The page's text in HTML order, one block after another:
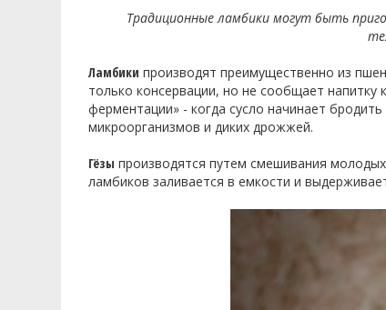
Традиционные ламбики могут быть
Ламбики производят преимущественно из
только консервации, но не сообщает
ферментации» - когда сусло начинает
микроорганизмов и диких дрожжей.
Гёзы производятся путем смешивания
ламбиков заливается в емкости и